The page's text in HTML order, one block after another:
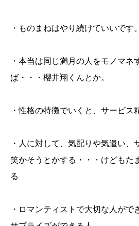
・ものまねはやり続けていいです。
・本当は同じ満月の人をモノマネ
ば・・・櫻井翔くんとか。
・性格の特徴でいくと、サービス
・人に対して、気配りや気遣い、
笑かそうとかする・・・けどもた
る
・ロマンティストで大切な人がで